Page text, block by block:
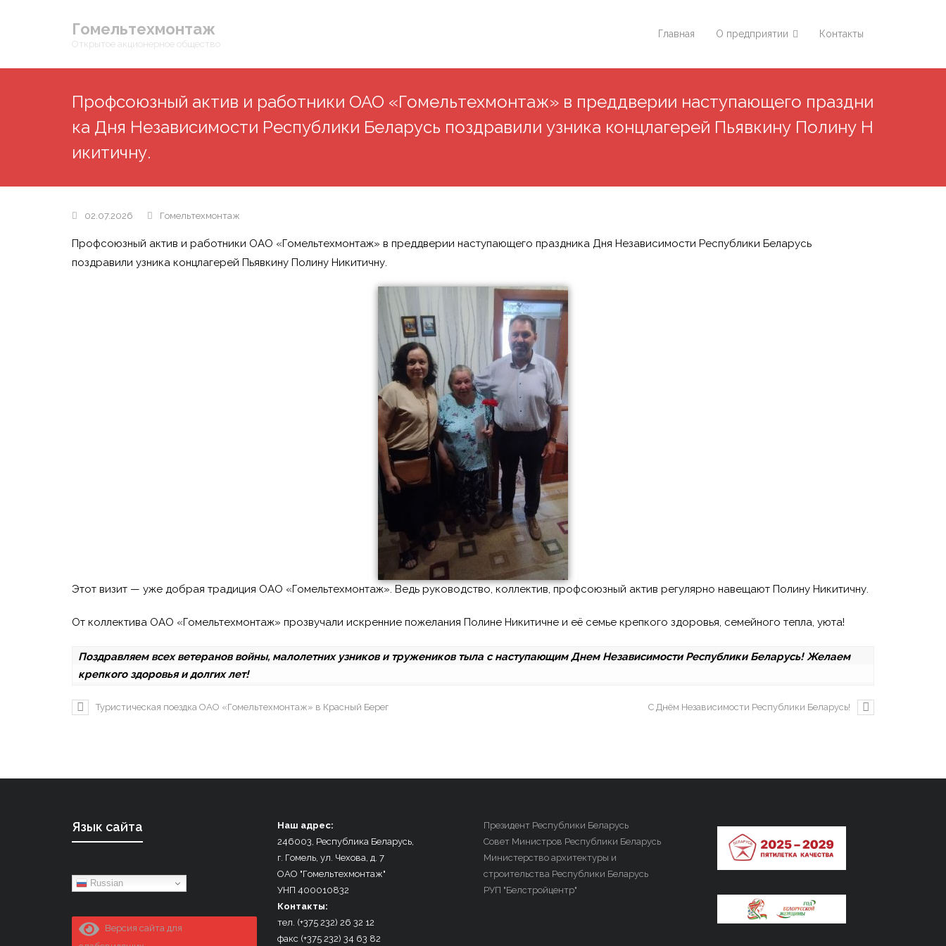
Гомельтехмонтаж
Открытое акционерное общество
Главная О предприятии Контакты
Профсоюзный актив и работники ОАО «Гомельтехмонтаж» в преддверии наступающего праздни
ка Дня Независимости Республики Беларусь поздравили узника концлагерей Пьявкину Полину Н
икитичну.
02.07.2026 Гомельтехмонтаж
Профсоюзный актив и работники ОАО «Гомельтехмонтаж» в преддверии наступающего праздника Дня Независимости Республики Беларусь
поздравили узника концлагерей Пьявкину Полину Никитичну.
Этот визит — уже добрая традиция ОАО «Гомельтехмонтаж». Ведь руководство, коллектив, профсоюзный актив регулярно навещают Полину Никитичну.
От коллектива ОАО «Гомельтехмонтаж» прозвучали искренние пожелания Полине Никитичне и её семье крепкого здоровья, семейного тепла, уюта!
Поздравляем всех ветеранов войны, малолетних узников и тружеников тыла с наступающим Днем Независимости Республики Беларусь! Желаем
крепкого здоровья и долгих лет!
Туристическая поездка ОАО «Гомельтехмонтаж» в Красный Берег С Днём Независимости Республики Беларусь!
Язык сайта
Russian
Версия сайта для
Наш адрес:
246003, Республика Беларусь,
г. Гомель, ул. Чехова, д. 7
ОАО "Гомельтехмонтаж"
УНП 400010832
Контакты:
тел. (+375 232) 26 32 12
факс (+375 232) 34 63 82
Президент Республики Беларусь
Совет Министров Республики Беларусь
Министерство архитектуры и
строительства Республики Беларусь
РУП "Белстройцентр"